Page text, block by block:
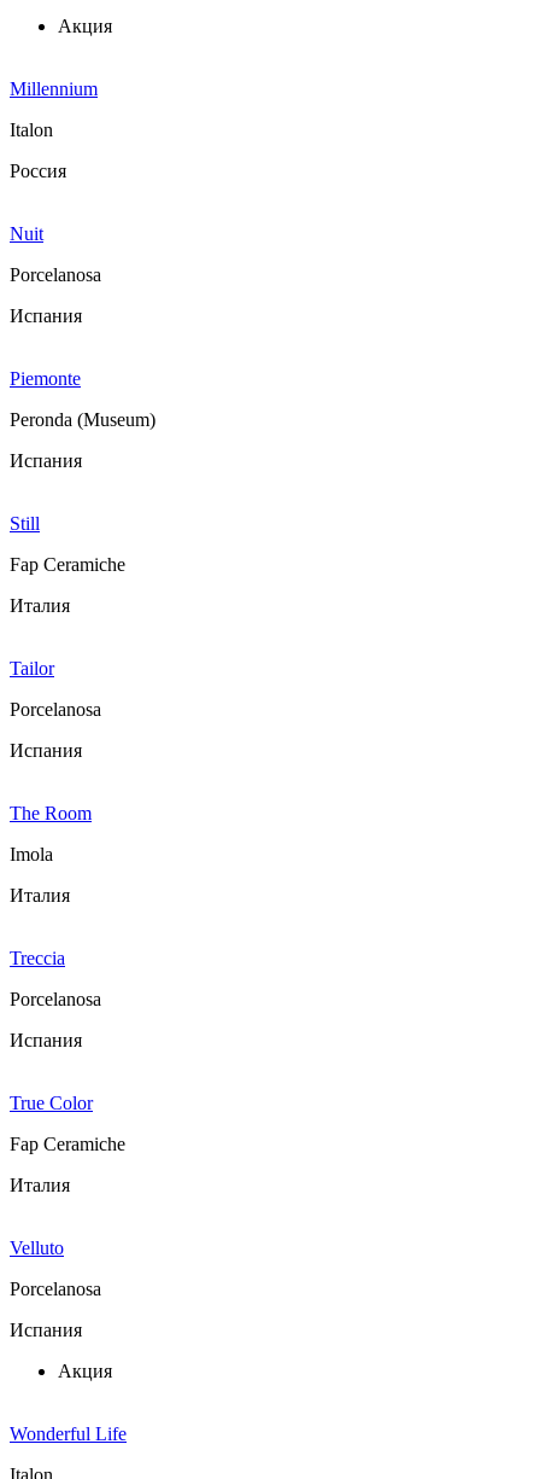
Акция
Millennium
Italon
Россия
Nuit
Porcelanosa
Испания
Piemonte
Peronda (Museum)
Испания
Still
Fap Ceramiche
Италия
Tailor
Porcelanosa
Испания
The Room
Imola
Италия
Treccia
Porcelanosa
Испания
True Color
Fap Ceramiche
Италия
Velluto
Porcelanosa
Испания
Акция
Wonderful Life
Italon